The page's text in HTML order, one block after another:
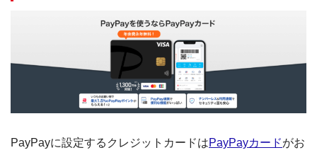
PayPayに設定するクレジットカードはPayPayカードがお